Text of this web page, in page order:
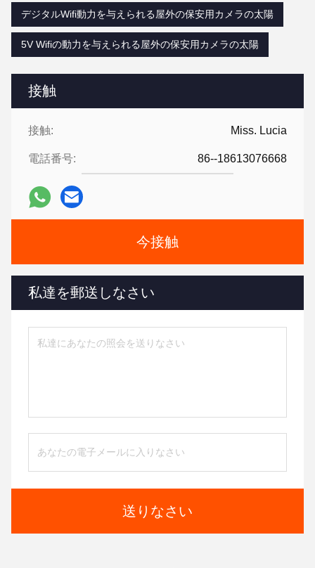
接触
接触: Miss. Lucia
電話番号: 86--18613076668
今接触
私達を郵送しなさい
送りなさい
デジタルWifi動力を与えられる屋外の保安用カメラの太陽
5V Wifiの動力を与えられる屋外の保安用カメラの太陽